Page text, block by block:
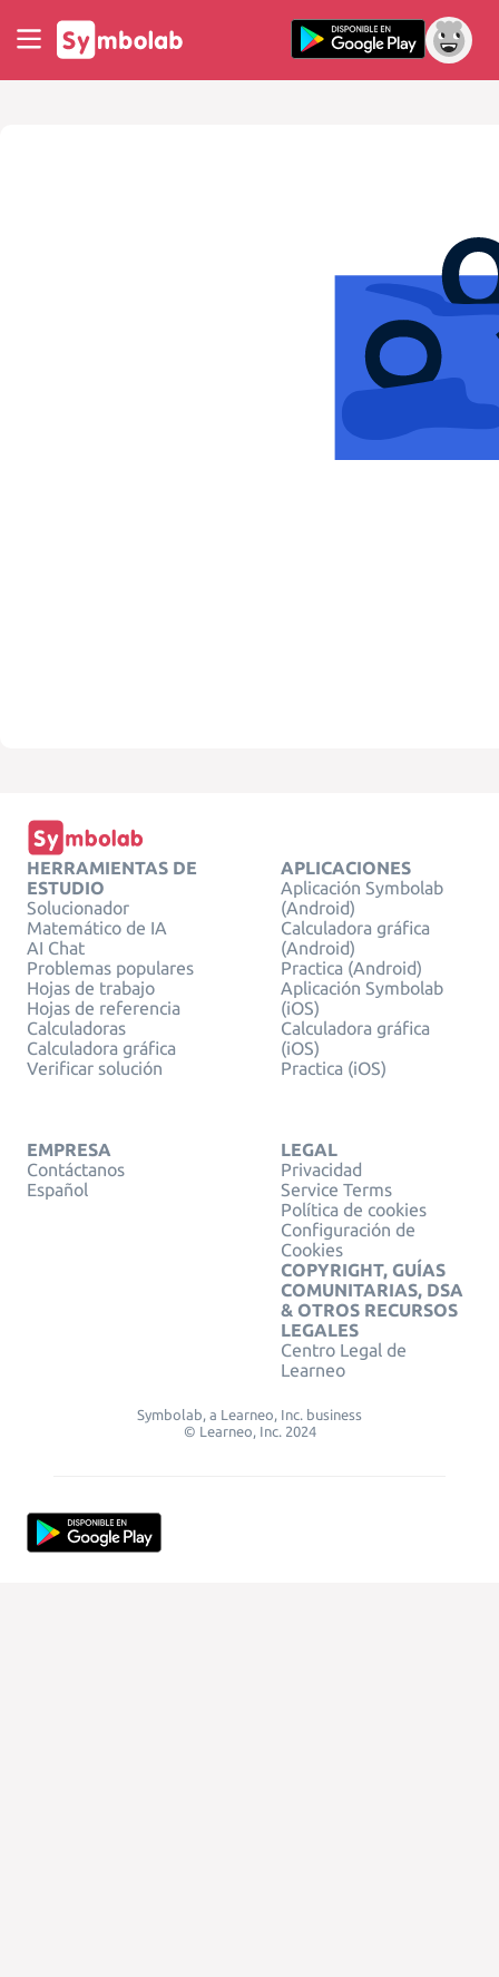
HERRAMIENTAS DE
ESTUDIO
Solucionador
Matemático de IA
AI Chat
Problemas populares
Hojas de trabajo
Hojas de referencia
Calculadoras
Calculadora gráfica
Verificar solución
APLICACIONES
Aplicación Symbolab
(Android)
Calculadora gráfica
(Android)
Practica (Android)
Aplicación Symbolab
(iOS)
Calculadora gráfica
(iOS)
Practica (iOS)
EMPRESA
Contáctanos
Español
LEGAL
Privacidad
Service Terms
Política de cookies
Configuración de
Cookies
COPYRIGHT, GUÍAS
COMUNITARIAS, DSA
& OTROS RECURSOS
LEGALES
Centro Legal de
Learneo
Symbolab, a Learneo, Inc. business
© Learneo, Inc. 2024